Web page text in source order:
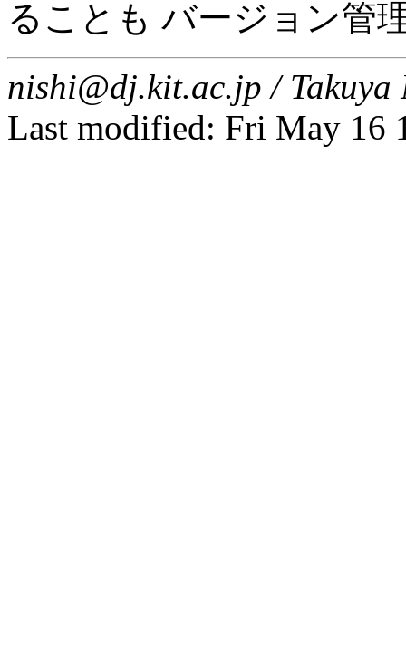
ることも バージョン管
nishi@dj.kit.ac.jp / Takuya
Last modified: Fri May 16